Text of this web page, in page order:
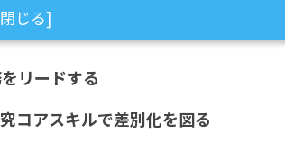
リードする
コアスキルで差別化を図る